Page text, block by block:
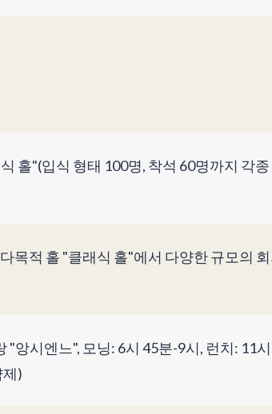
홀"(입식 형태 100명, 착석 60명까지 각
목적 홀 "클래식 홀"에서 다양한 규모의
"앙시엔느", 모닝: 6시 45분-9시, 런치: 11
)